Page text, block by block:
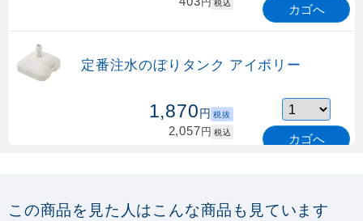
カゴへ
定番注水のぼりタンク アイボリー
1,870円 税抜
2,057円 税込 カゴへ
1.6～3m 伸縮式 緑 (30537GRN)
この商品を見た人はこんな商品も見ています